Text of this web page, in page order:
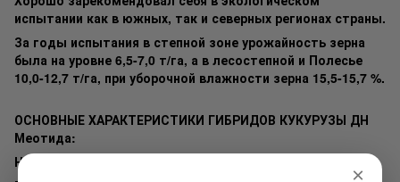
испытании как в южных, так и северных регионах страны.
За годы испытания в степной зоне урожайность зерна
была на уровне 6,5-7,0 т/га, а в лесостепной и Полесье
10,0-12,7 т/га, при уборочной влажности зерна 15,5-15,7 %.
ОСНОВНЫЕ ХАРАКТЕРИСТИКИ ГИБРИДОВ КУКУРУЗЫ ДН
Меотида:
Назначение – зерно, силос, крупа;
×